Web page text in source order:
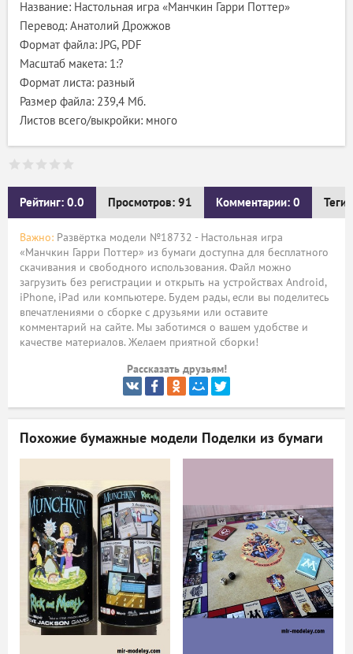
Название: Настольная игра «Манчкин Гарри Поттер»
Перевод: Анатолий Дрожжов
Формат файла: JPG, PDF
Масштаб макета: 1:?
Формат листа: разный
Размер файла: 239,4 Мб.
Листов всего/выкройки: много
Рейтинг: 0.0 Просмотров: 91 Комментарии: 0 Теги:
Важно: Развёртка модели №18732 - Настольная игра
«Манчкин Гарри Поттер» из бумаги доступна для бесплатного
скачивания и свободного использования. Файл можно
загрузить без регистрации и открыть на устройствах Android,
iPhone, iPad или компьютере. Будем рады, если вы поделитесь
впечатлениями о сборке с друзьями или оставите
комментарий на сайте. Мы заботимся о вашем удобстве и
качестве материалов. Желаем приятной сборки!
Рассказать друзьям!
Похожие бумажные модели Поделки из бумаги